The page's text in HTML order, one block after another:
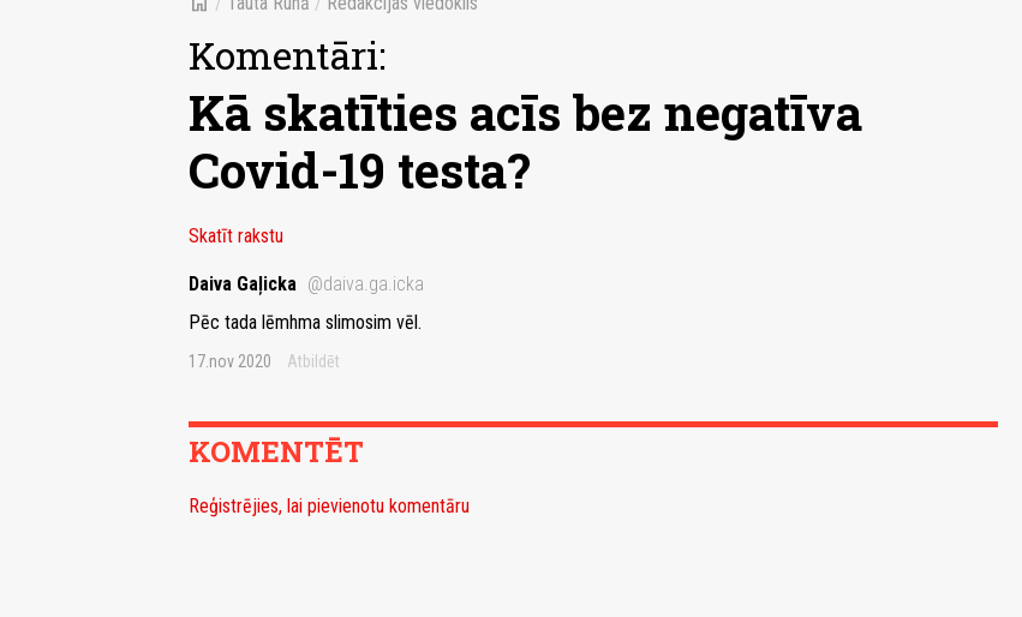
Komentāri:
Kā skatīties acīs bez negatīva
Covid-19 testa?
Skatīt rakstu
Daiva Gaļicka @daiva.ga.icka
Pēc tada lēmhma slimosim vēl.
17.nov 2020 Atbildēt
KOMENTĒT
Reģistrējies, lai pievienotu komentāru